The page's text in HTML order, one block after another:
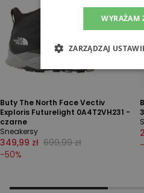
Buty The North Face Vectiv
Exploris Futurelight 0A4T2VH231 -
czarne
Sneakersy
349,99 zł 699,99 zł
-50%
-
WYRAŻAM
ZARZĄDZAJ